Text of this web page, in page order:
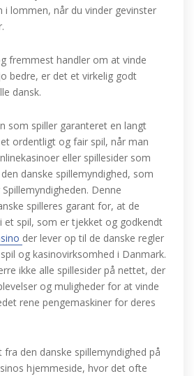
i lommen, når du vinder gevinster
fremmest handler om at vinde
bedre, er det et virkelig godt
dansk.
som spiller garanteret en langt
ordentligt og fair spil, når man
eller spillesider som
danske spillemyndighed, som
Denne
spilleres garant for, at de
et spil, som er tjekket og godkendt
der lever op til de danske regler
og kasinovirksomhed i Danmark.
ikke alle spillesider på nettet, der
og muligheder for at vinde
rene pengemaskiner for deres
den danske spillemyndighed på
hjemmeside, hvor det ofte